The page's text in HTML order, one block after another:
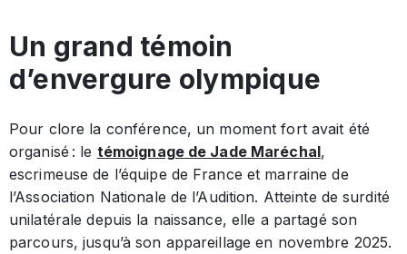
Un grand témoin
d’envergure olympique
Pour clore la conférence, un moment fort avait été
organisé : le témoignage de Jade Maréchal,
escrimeuse de l’équipe de France et marraine de
l’Association Nationale de l’Audition. Atteinte de surdité
unilatérale depuis la naissance, elle a partagé son
parcours, jusqu’à son appareillage en novembre 2025.